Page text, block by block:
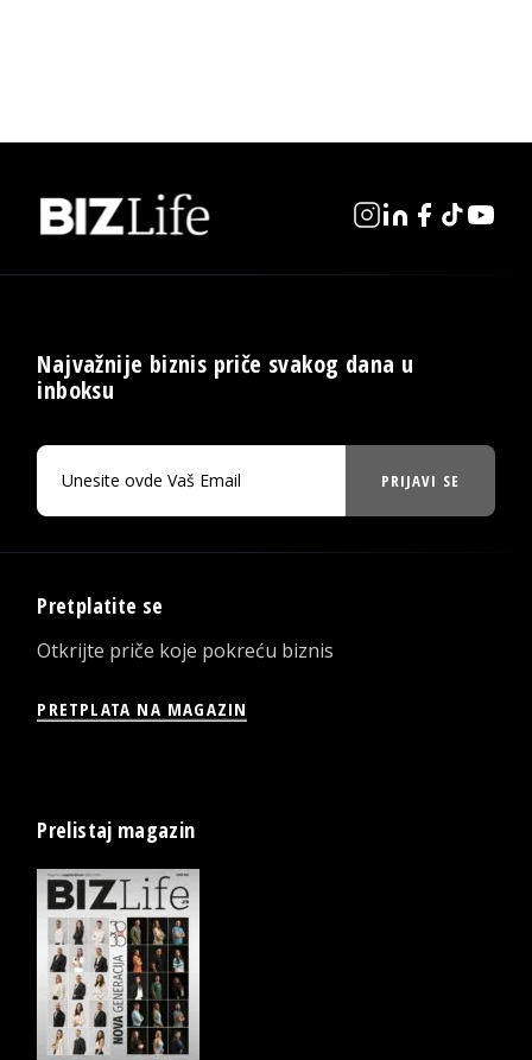
Najvažnije biznis priče svakog dana u
inboksu
PRIJAVI SE
Pretplatite se
Otkrijte priče koje pokreću biznis
PRETPLATA NA MAGAZIN
Prelistaj magazin